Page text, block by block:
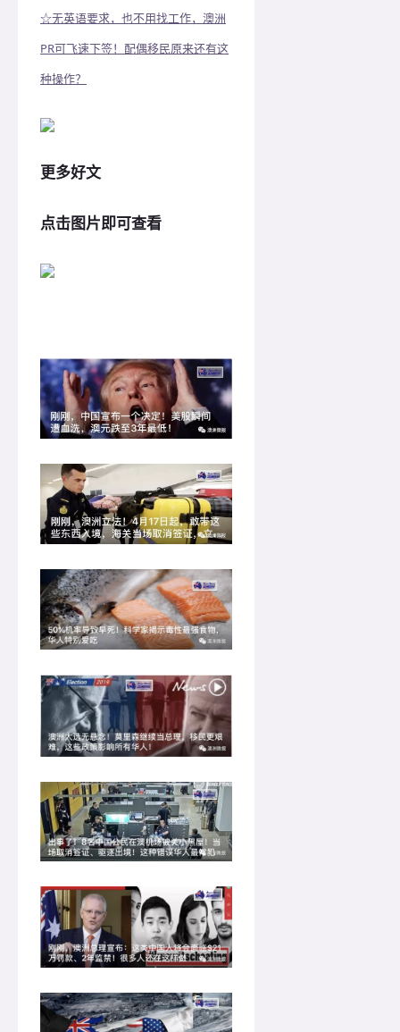
☆无英语要求，也不用找工作，澳洲
PR可飞速下签！配偶移民原来还有这
种操作？
更多好文
点击图片即可查看